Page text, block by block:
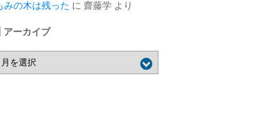
みの木は残った に 齋藤学 より
アーカイブ